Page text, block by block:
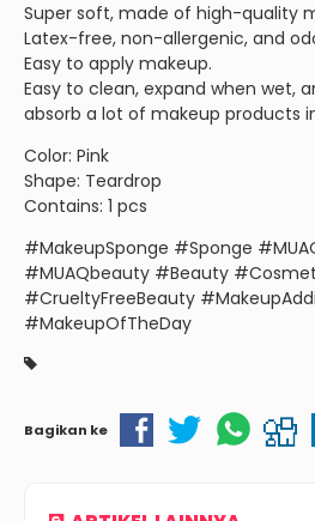
Super soft, made of high-quality
Latex-free, non-allergenic, and
Easy to apply makeup.
Easy to clean, expand when wet,
absorb a lot of makeup products
Color: Pink
Shape: Teardrop
Contains: 1 pcs
#MakeupSponge #Sponge
#MUAQbeauty #Beauty
#CrueltyFreeBeauty
#MakeupOfTheDay
Bagikan ke